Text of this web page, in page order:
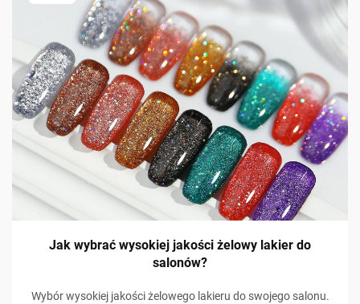
Jak wybrać wysokiej jakości żelowy lakier do
salonów?
Wybór wysokiej jakości żelowego lakieru do swojego salonu.